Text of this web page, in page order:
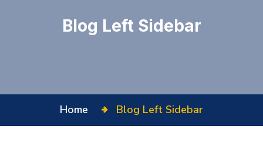
Blog Left Sidebar
Home Blog Left Sidebar